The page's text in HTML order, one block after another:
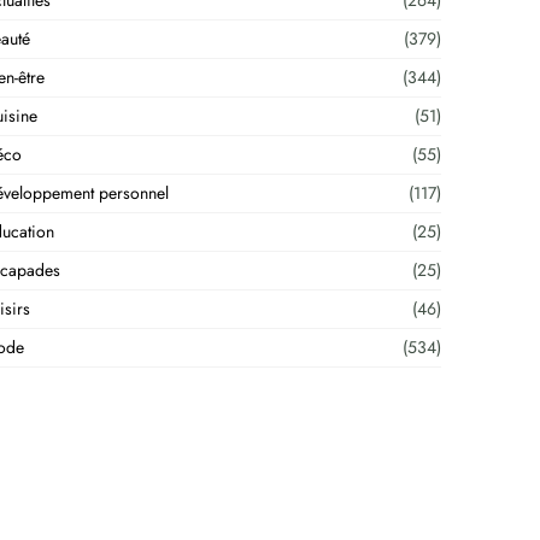
(379)
être
(344)
(51)
(55)
personnel
(117)
(25)
(25)
(46)
(534)